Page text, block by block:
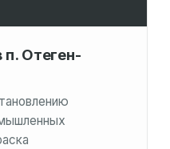
п. Отеген-